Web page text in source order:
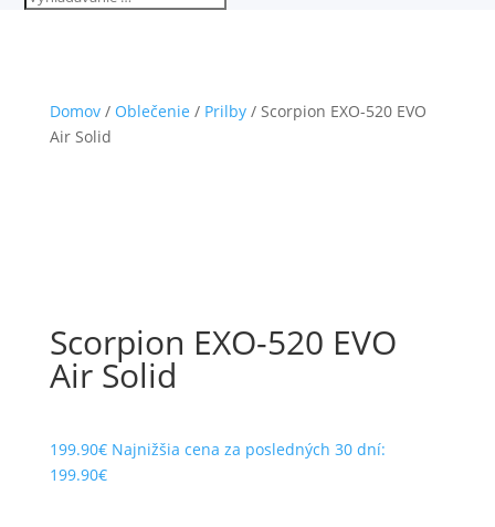
Domov/ Oblečenie / Prilby/ Scorpion EXO-520 EVO
Air Solid
Scorpion EXO-520 EVO
Air Solid
199.90€ Najnižšia cena za posledných 30 dní:
199.90€